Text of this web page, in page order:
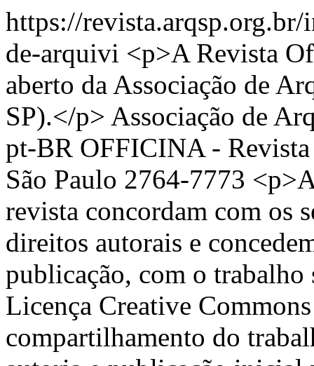
https://revista.arqsp.org.br/
de-arquivi <p>A Revista
aberto da Associação de
SP).</p> Associação de
pt-BR OFFICINA - Revista
São Paulo 2764-7773
revista concordam com os
direitos autorais e
publicação, com o trabalho
Licença Creative
compartilhamento do